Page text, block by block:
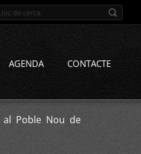
AGENDA CONTACTE
Poble Nou de